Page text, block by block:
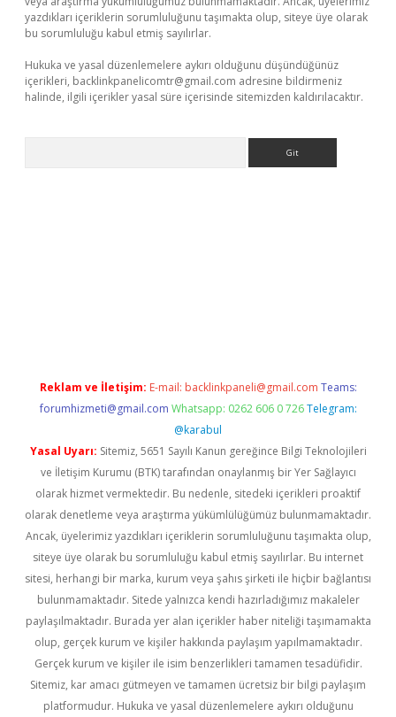
yazdıkları içeriklerin sorumluluğunu taşımakta olup, siteye üye olarak
bu sorumluluğu kabul etmiş sayılırlar.
Hukuka ve yasal düzenlemelere aykırı olduğunu düşündüğünüz
içerikleri, backlinkpanelicomtr@gmail.com adresine bildirmeniz
halinde, ilgili içerikler yasal süre içerisinde sitemizden kaldırılacaktır.
Reklam ve İletişim: E-mail: backlinkpaneli@gmail.com Teams:
forumhizmeti@gmail.com Whatsapp: 0262 606 0 726 Telegram:
@karabul
Yasal Uyarı: Sitemiz, 5651 Sayılı Kanun gereğince Bilgi Teknolojileri
ve İletişim Kurumu (BTK) tarafından onaylanmış bir Yer Sağlayıcı
olarak hizmet vermektedir. Bu nedenle, sitedeki içerikleri proaktif
olarak denetleme veya araştırma yükümlülüğümüz bulunmamaktadır.
Ancak, üyelerimiz yazdıkları içeriklerin sorumluluğunu taşımakta olup,
siteye üye olarak bu sorumluluğu kabul etmiş sayılırlar. Bu internet
sitesi, herhangi bir marka, kurum veya şahıs şirketi ile hiçbir bağlantısı
bulunmamaktadır. Sitede yalnızca kendi hazırladığımız makaleler
paylaşılmaktadır. Burada yer alan içerikler haber niteliği taşımamakta
olup, gerçek kurum ve kişiler hakkında paylaşım yapılmamaktadır.
Gerçek kurum ve kişiler ile isim benzerlikleri tamamen tesadüfidir.
Sitemiz, kar amacı gütmeyen ve tamamen ücretsiz bir bilgi paylaşım
platformudur. Hukuka ve yasal düzenlemelere aykırı olduğunu